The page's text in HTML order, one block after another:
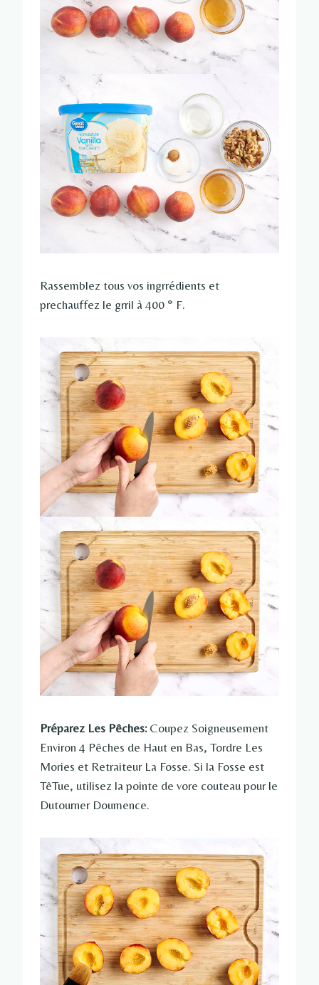
Rassemblez tous vos ingrrédients et
prechauffez le grril à 400 ° F.
Préparez Les Pêches:Coupez Soigneusement
Environ 4 Pêches de Haut en Bas, Tordre Les
Mories et Retraiteur La Fosse. Si la Fosse est
TêTue, utilisez la pointe de vore couteau pour le
Dutourner Doumence.